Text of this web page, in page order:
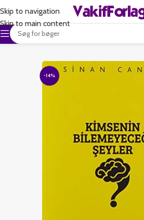
Skip to navigation
Skip to main content
-14%